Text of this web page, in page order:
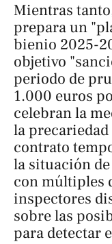
Mientras
prepara un
bienio 2025-
objetivo
periodo de
1.000 euros
celebran la
la precariedad
contrato
la situación
con múltiples
inspectores
sobre las
para detectar